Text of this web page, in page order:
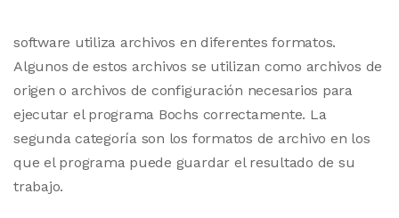
software utiliza archivos en diferentes formatos.
Algunos de estos archivos se utilizan como archivos de
origen o archivos de configuración necesarios para
ejecutar el programa Bochs correctamente. La
segunda categoría son los formatos de archivo en los
que el programa puede guardar el resultado de su
trabajo.